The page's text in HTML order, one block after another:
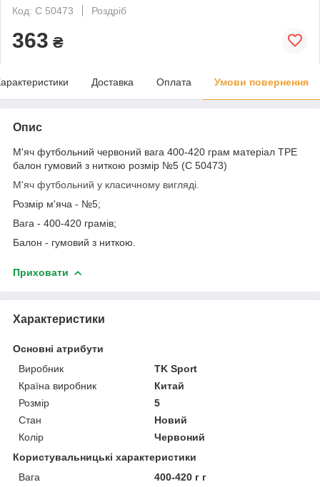
Код: C 50473
Роздріб
363 ₴
Доставка Оплата Умови повернення
Опис
М'яч футбольний червоний вага 400-420 грам матеріал TPE
балон гумовий з ниткою розмір №5 (C 50473)
М'яч футбольний у класичному вигляді.
Розмір м'яча - №5;
Вага - 400-420 грамів;
Балон - гумовий з ниткою.
Приховати
Характеристики
Основні атрибути
Виробник
TK Sport
Країна виробник
Китай
Розмір
5
Стан
Новий
Колір
Червоний
Користувальницькі характеристики
Вага
400-420 г г